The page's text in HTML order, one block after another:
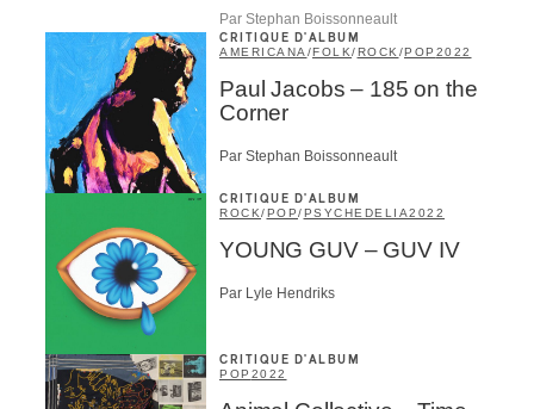
Par Stephan Boissonneault
CRITIQUE D'ALBUM
AMERICANA /FOLK/ROCK /POP 2022
Paul Jacobs – 185 on the
Corner
Par Stephan Boissonneault
CRITIQUE D'ALBUM
ROCK/POP/PSYCHEDELIA2022
YOUNG GUV – GUV IV
Par Lyle Hendriks
CRITIQUE D'ALBUM
POP 2022